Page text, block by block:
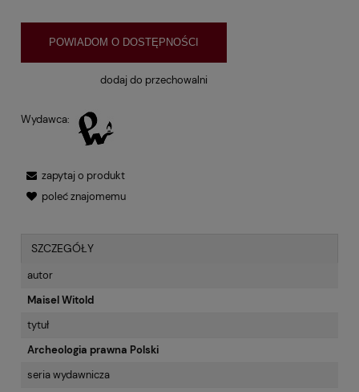
POWIADOM O DOSTĘPNOŚCI
dodaj do przechowalni
Wydawca:
zapytaj o produkt
poleć znajomemu
SZCZEGÓŁY
autor
Maisel Witold
tytuł
Archeologia prawna Polski
seria wydawnicza